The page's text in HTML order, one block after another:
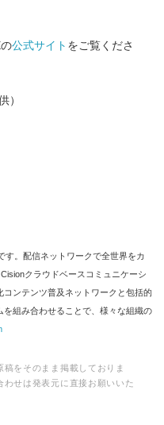
公式サイト をご覧くださ
）
す。配信ネットワークで全世界をカ
クラウドベースコミュニケーシ
ンテンツ普及ネットワークと包括的
組み合わせることで、様々な組織の
をそのまま掲載しておりま
せは発表元に直接お願いいた